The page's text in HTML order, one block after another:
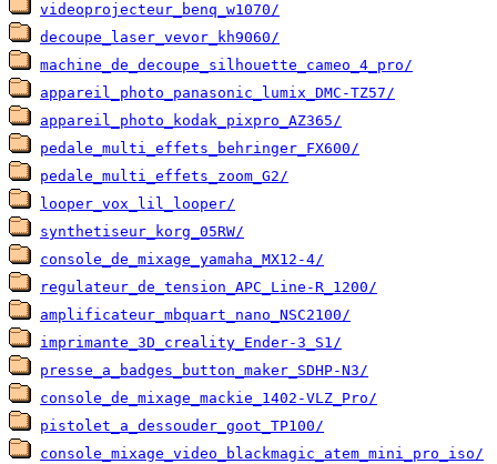
videoprojecteur_benq_w1070/
decoupe_laser_vevor_kh9060/
machine_de_decoupe_silhouette_cameo_4_pro/
appareil_photo_panasonic_lumix_DMC-TZ57/
appareil_photo_kodak_pixpro_AZ365/
pedale_multi_effets_behringer_FX600/
pedale_multi_effets_zoom_G2/
looper_vox_lil_looper/
synthetiseur_korg_05RW/
console_de_mixage_yamaha_MX12-4/
regulateur_de_tension_APC_Line-R_1200/
amplificateur_mbquart_nano_NSC2100/
imprimante_3D_creality_Ender-3_S1/
presse_a_badges_button_maker_SDHP-N3/
console_de_mixage_mackie_1402-VLZ_Pro/
pistolet_a_dessouder_goot_TP100/
console_mixage_video_blackmagic_atem_mini_pro_iso/